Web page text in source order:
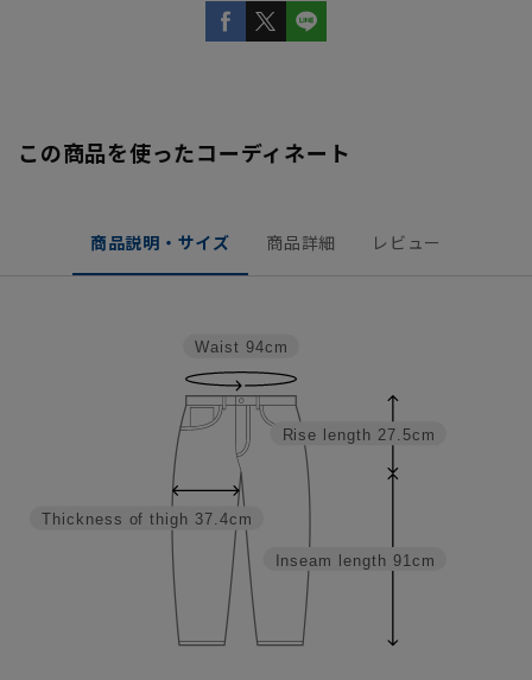
この商品を使ったコーディネート
商品説明・サイズ 商品詳細 レビュー
Inseam length 91cm
Rise length 27.5cm
Thickness of thigh 37.4cm
Waist 94cm